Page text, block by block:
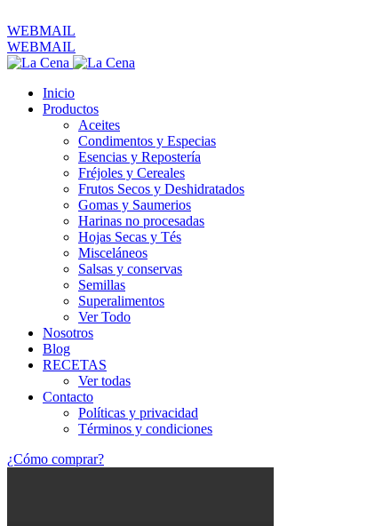
WEBMAIL
WEBMAIL
Inicio
Productos
Aceites
Condimentos y Especias
Esencias y Repostería
Fréjoles y Cereales
Frutos Secos y Deshidratados
Gomas y Saumerios
Harinas no procesadas
Hojas Secas y Tés
Misceláneos
Salsas y conservas
Semillas
Superalimentos
Ver Todo
Nosotros
Blog
RECETAS
Ver todas
Contacto
Políticas y privacidad
Términos y condiciones
¿Cómo comprar?